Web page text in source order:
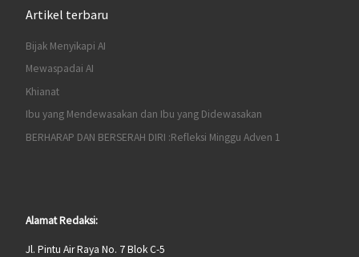
Artikel terbaru
Bijak Menyikapi AI
Mewaspadai AI
Khianat
Ibu yang Mendewasakan dan Ibu yang Didewasakan
BERHARAP DAN BERSERAH DIRI :Refleksi Minggu Adven 1
Alamat Redaksi:
Jl. Pintu Air Raya No. 7 Blok C-5